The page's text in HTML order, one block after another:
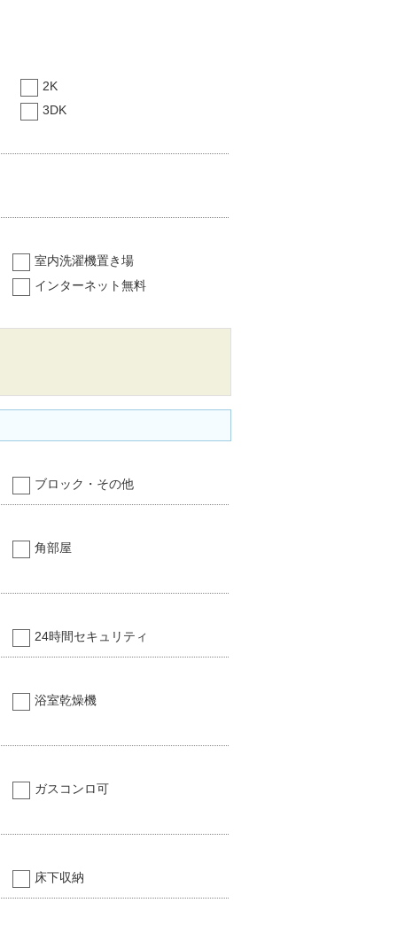
2K
3DK
室内洗濯機置き場
インターネット無料
ブロック・その他
角部屋
24時間セキュリティ
浴室乾燥機
ガスコンロ可
床下収納